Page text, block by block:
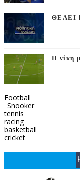
ΘΕΛΕΙ
Η νίκη
Football
_Snooker
tennis
racing
basketball
cricket